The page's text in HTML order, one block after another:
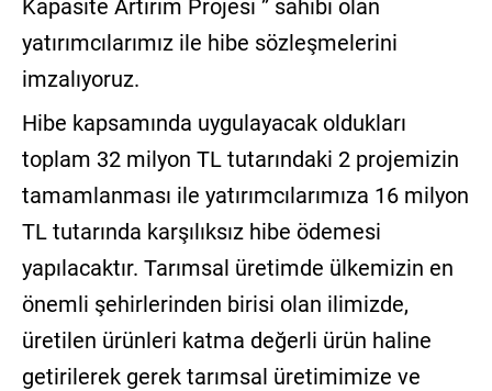
Kapasite Artırım Projesi ” sahibi olan
yatırımcılarımız ile hibe sözleşmelerini
imzalıyoruz.
Hibe kapsamında uygulayacak oldukları
toplam 32 milyon TL tutarındaki 2 projemizin
tamamlanması ile yatırımcılarımıza 16 milyon
TL tutarında karşılıksız hibe ödemesi
yapılacaktır. Tarımsal üretimde ülkemizin en
önemli şehirlerinden birisi olan ilimizde,
üretilen ürünleri katma değerli ürün haline
getirilerek gerek tarımsal üretimimize ve